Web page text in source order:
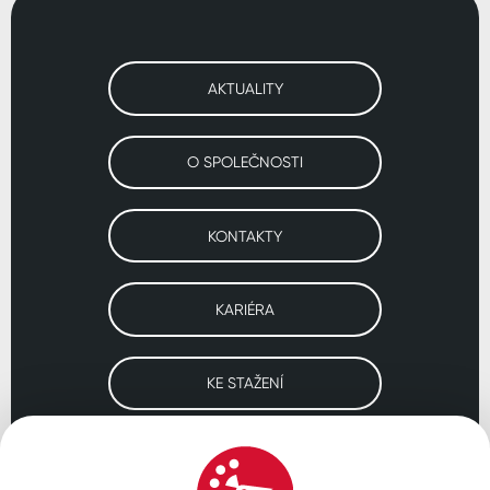
AKTUALITY
O SPOLEČNOSTI
KONTAKTY
KARIÉRA
KE STAŽENÍ
Navštivte naše pobočky